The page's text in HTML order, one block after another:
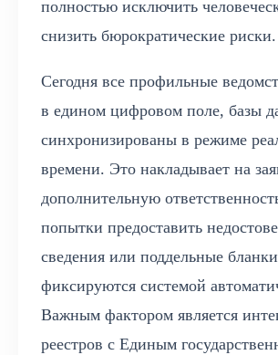
полностью исключить
снизить бюрократические риски.
Сегодня все профильные
в едином цифровом поле, базы
синхронизированы в режиме
времени. Это накладывает на
дополнительную
попытки предоставить
сведения или поддельные бланки
фиксируются системой
Важным фактором является
реестров с Единым